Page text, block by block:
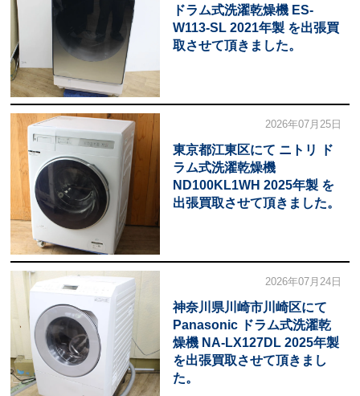
ドラム式洗濯乾燥機 ES-
W113-SL 2021年製 を出張買
取させて頂きました。
2026年07月25日
東京都江東区にて ニトリ ド
ラム式洗濯乾燥機
ND100KL1WH 2025年製 を
出張買取させて頂きました。
2026年07月24日
神奈川県川崎市川崎区にて
Panasonic ドラム式洗濯乾
燥機 NA-LX127DL 2025年製
を出張買取させて頂きまし
た。